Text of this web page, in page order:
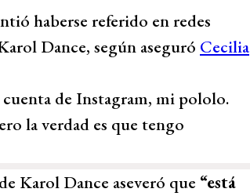
haberse referido en redes
Dance, según aseguró Cecilia
cuenta de Instagram, mi pololo.
la verdad es que tengo
Karol Dance aseveró que “está